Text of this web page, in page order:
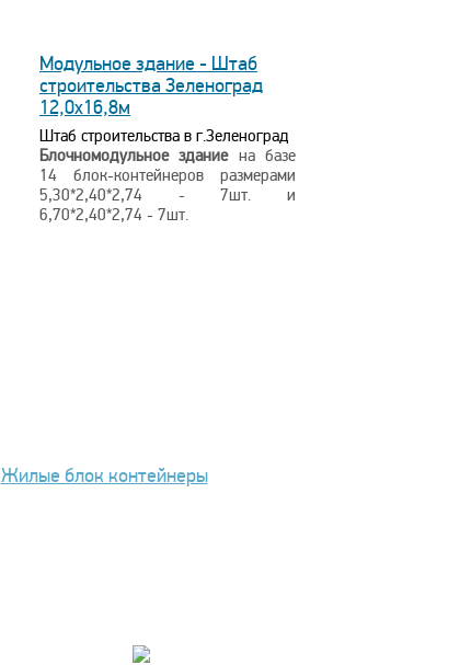
Модульное здание - Штаб
строительства Зеленоград
12,0х16,8м
Штаб строительства в г.Зеленоград
Блочномодульное зданиена базе
14 блок-контейнеров размерами
5,30*2,40*2,74 - 7шт. и
6,70*2,40*2,74 - 7шт.
Зеленоград.
Жилые блок контейнеры